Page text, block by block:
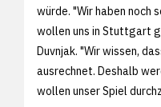
würde. "Wir haben noch
wollen uns in Stuttgart
Duvnjak. "Wir wissen,
ausrechnet. Deshalb
wollen unser Spiel